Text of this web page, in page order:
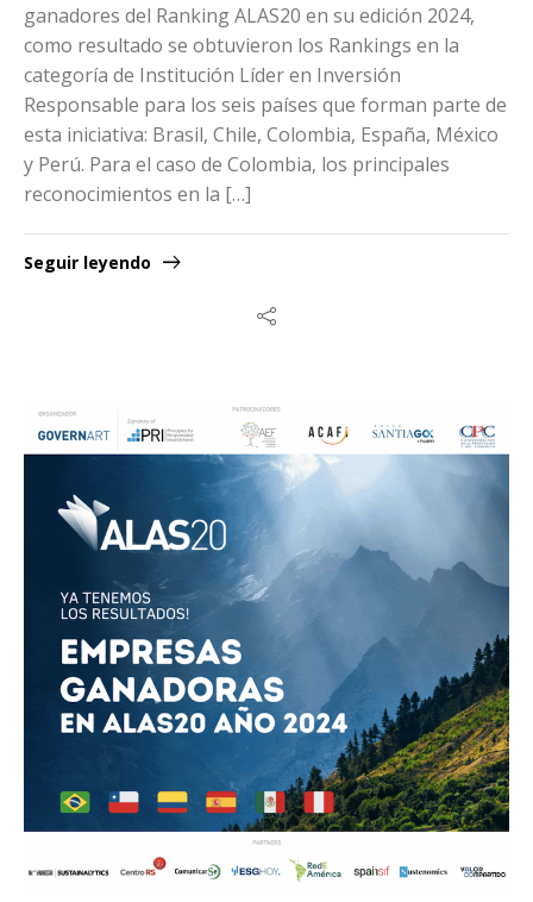
ganadores del Ranking ALAS20 en su edición 2024,
como resultado se obtuvieron los Rankings en la
categoría de Institución Líder en Inversión
Responsable para los seis países que forman parte de
esta iniciativa: Brasil, Chile, Colombia, España, México
y Perú. Para el caso de Colombia, los principales
reconocimientos en la […]
Seguir leyendo